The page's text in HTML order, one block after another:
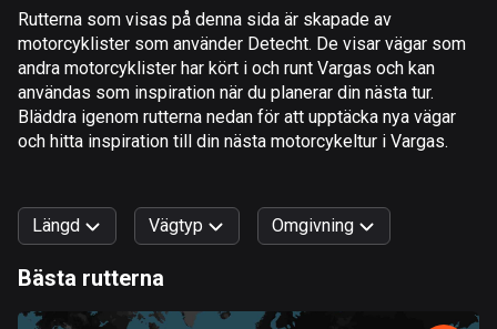
Algeriet
175 rutter
Amerikanska Jungfruöarna
1 rutt
62 rutter
Angola
1 rutt
Rutterna som visas på denna sida är skapade av
motorcyklister som använder Detecht. De visar vägar som
andra motorcyklister har kört i och runt Vargas och kan
användas som inspiration när du planerar din nästa tur.
Bläddra igenom rutterna nedan för att upptäcka nya vägar
och hitta inspiration till din nästa motorcykeltur i Vargas.
Längd Vägtyp Omgivning
Bästa rutterna